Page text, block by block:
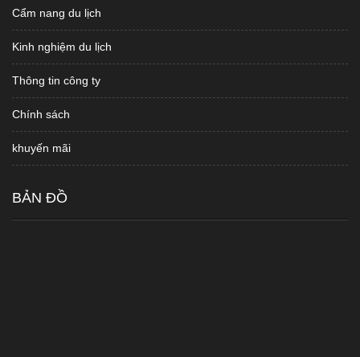
Cẩm nang du lịch
Kinh nghiệm du lịch
Thông tin công ty
Chính sách
khuyến mãi
BẢN ĐỒ